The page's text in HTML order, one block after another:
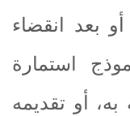
بعد انقضاء
استمارة
به، أو تقديمه